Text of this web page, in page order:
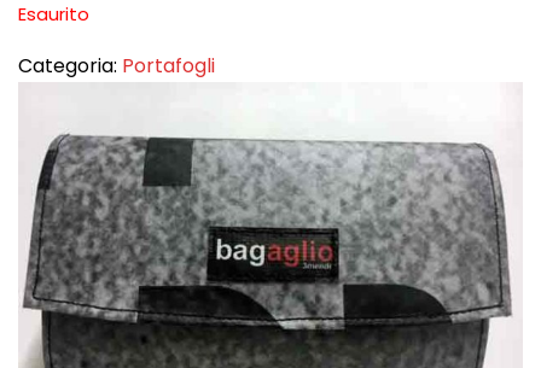
Esaurito
Categoria: Portafogli